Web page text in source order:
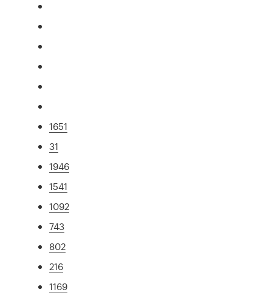
1651
31
1946
1541
1092
743
802
216
1169